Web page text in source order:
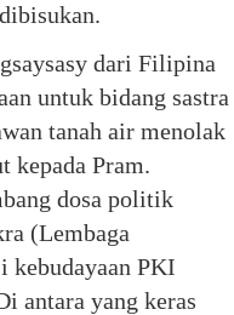
dari Filipina
untuk bidang sastra
tanah air menolak
kepada Pram.
dosa politik
(Lembaga
kebudayaan PKI
antara yang keras